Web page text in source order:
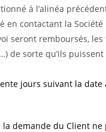
à l’alinéa
contactant la
seront remboursés,
de sorte qu’ils
jours suivant la date
demande du Client